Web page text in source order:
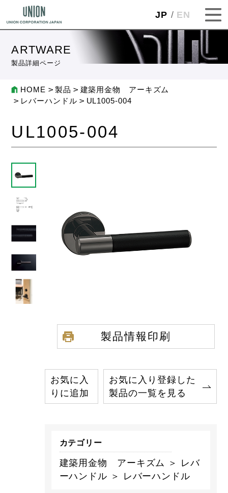
JP EN
ARTWARE
製品詳細ページ
HOME 製品
建築用金物 アーキズム
レバーハンドル
UL1005-004
UL1005-004
製品情報印刷
お気に入
りに追加
お気に入り登録した
製品の一覧を見る
カテゴリー
建築用金物 アーキズム ＞ レバ
ーハンドル ＞ レバーハンドル